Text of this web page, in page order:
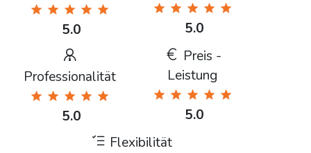
5.0 5.0
Professionalität
5.0
Preis -
Leistung
5.0
Flexibilität